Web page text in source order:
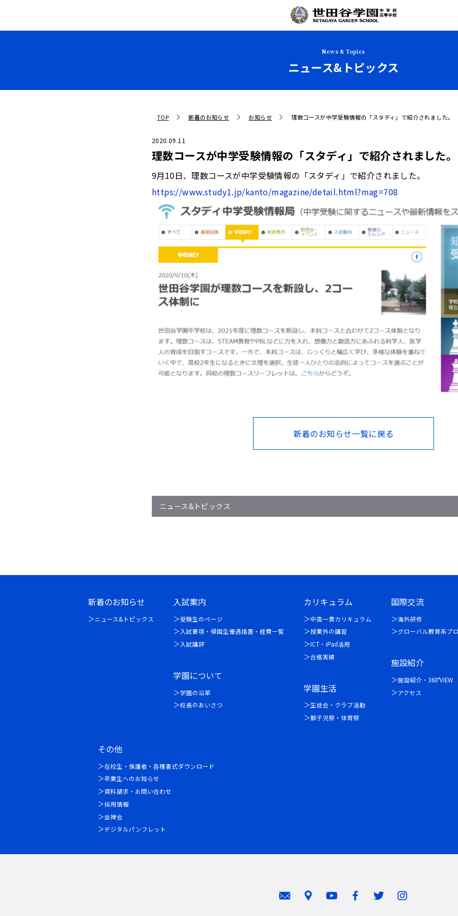
News & Topics
ニュース&トピックス
TOP 新着のお知らせ お知らせ 理数コースが中学受験情報の「スタディ」で紹介されました。
2020.09.11
理数コースが中学受験情報の「スタディ」で紹介されました。
9月10日、理数コースが中学受験情報の「スタディ」で紹介されました。
https://www.study1.jp/kanto/magazine/detail.html?mag=708
新着のお知らせ一覧に戻る
ニュース&トピックス
新着のお知らせ
ニュース&トピックス
入試案内
受験生のページ
入試要項・帰国生優遇措置・経費一覧
入試講評
学園について
学園の沿革
校長のあいさつ
カリキュラム
中高一貫カリキュラム
授業外の講習
ICT・iPad活用
合格実績
学園生活
生徒会・クラブ活動
獅子児祭・体育祭
国際交流
海外研修
グローバル教育系プ
施設紹介
施設紹介・360°VIEW
アクセス
その他
在校生・保護者・各種書式ダウンロード
卒業生へのお知らせ
資料請求・お問い合わせ
採用情報
坐禅会
デジタルパンフレット